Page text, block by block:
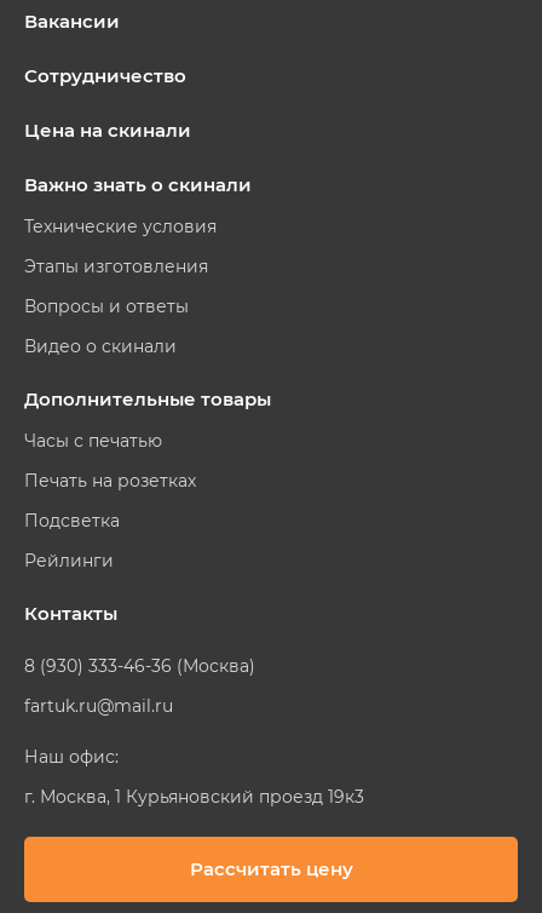
Вакансии
Сотрудничество
Цена на скинали
Важно знать о скинали
Технические условия
Этапы изготовления
Вопросы и ответы
Видео о скинали
Дополнительные товары
Часы с печатью
Печать на розетках
Подсветка
Рейлинги
Контакты
8 (930) 333-46-36 (Москва)
fartuk.ru@mail.ru
Наш офис:
г. Москва, 1 Курьяновский проезд 19к3
Рассчитать цену